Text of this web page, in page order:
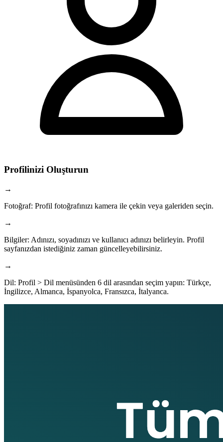
Profilinizi Oluşturun
→
Fotoğraf: Profil fotoğrafınızı kamera ile çekin veya galeriden seçin.
→
Bilgiler: Adınızı, soyadınızı ve kullanıcı adınızı belirleyin. Profil
sayfanızdan istediğiniz zaman güncelleyebilirsiniz.
→
Dil: Profil > Dil menüsünden 6 dil arasından seçim yapın: Türkçe,
İngilizce, Almanca, İspanyolca, Fransızca, İtalyanca.